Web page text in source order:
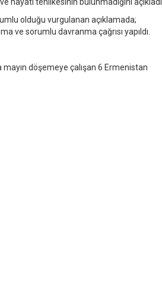
olduğu vurgulanan açıklamada;
ve sorumlu davranma çağrısı yapıldı.
mayın döşemeye çalışan 6 Ermenistan